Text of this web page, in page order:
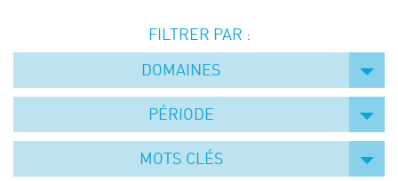
Symposium on Chain Transfer Catalysis for
sustainability – September 15 and 16, 2026
FRENCH-CHINESE CONFERENCE ON GREEN
Contacts
FILTRER PAR :
DOMAINES
PÉRIODE
MOTS CLÉS